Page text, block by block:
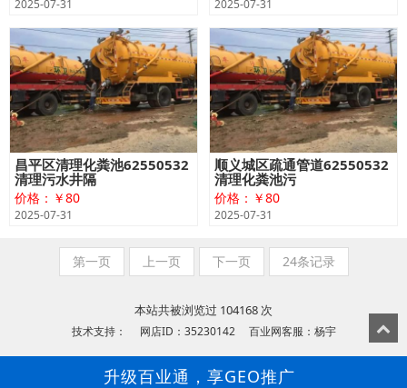
2025-07-31 2025-07-31
昌平区清理化粪池62550532
清理污水井隔
价格：￥80
2025-07-31
顺义城区疏通管道62550532
清理化粪池污
价格：￥80
2025-07-31
第一页 上一页 下一页 24条记录
本站共被浏览过 104168 次
技术支持： 网店ID：35230142 百业网客服：杨宇
升级百业通，享GEO推广